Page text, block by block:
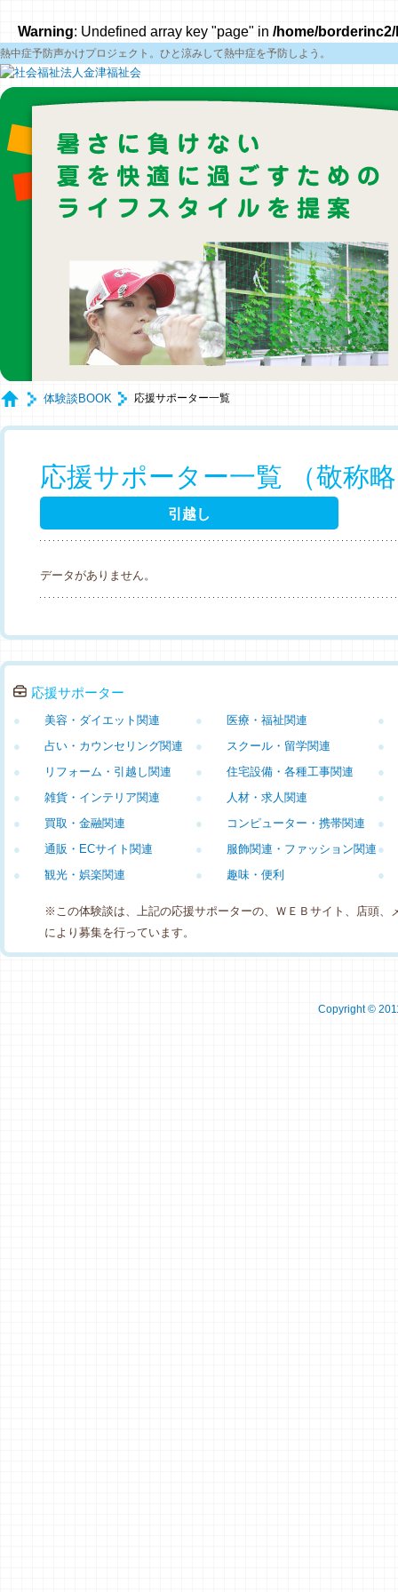
Warning: Undefined array key "page" in /home/
熱中症予防声かけプロジェクト。ひと涼みして熱中症を予防しよう。
体験談BOOK 応援サポーター一覧
応援サポーター一覧 （敬称
引越し
データがありません。
応援サポーター
美容・ダイエット関連
● 医療・福祉関連
●
●
占い・カウンセリング関連
● スクール・留学関連
●
●
リフォーム・引越し関連
● 住宅設備・各種工事関連
●
●
雑貨・インテリア関連
● 人材・求人関連
●
●
買取・金融関連
● コンピューター・携帯関連
●
●
通販・ECサイト関連
● 服飾関連・ファッション関連
●
●
観光・娯楽関連
● 趣味・便利
● ●
※この体験談は、上記の応援サポーターの、ＷＥＢサイト、店頭、
により募集を行っています。
Copyright ©